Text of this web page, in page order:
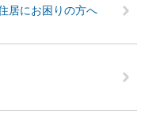
居にお困りの方へ